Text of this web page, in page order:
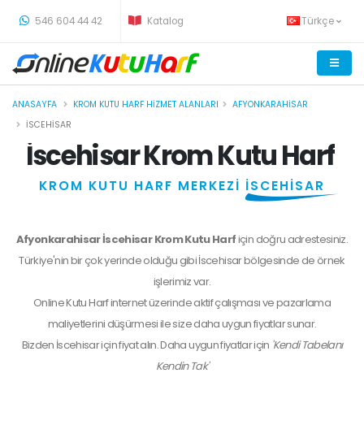
546 604 44 42 Katalog Türkçe
ANASAYFA KROM KUTU HARF HIZMET ALANLARI
AFYONKARAHISAR
İSCEHISAR
İscehisar Krom Kutu Harf
KROM KUTU HARF MERKEZİ İSCEHİSAR
Afyonkarahisar İscehisar Krom Kutu Harfiçin doğru adrestesiniz.
Türkiye'nin bir çok yerinde olduğu gibi İscehisar bölgesinde de örnek
işlerimiz var.
Online Kutu Harf internet üzerinde aktif çalışması ve pazarlama
maliyetlerini düşürmesi ile size daha uygun fiyatlar sunar.
Bizden İscehisariçin fiyat alın. Daha uygun fiyatlar için 'Kendi Tabelanı
Kendin Tak'